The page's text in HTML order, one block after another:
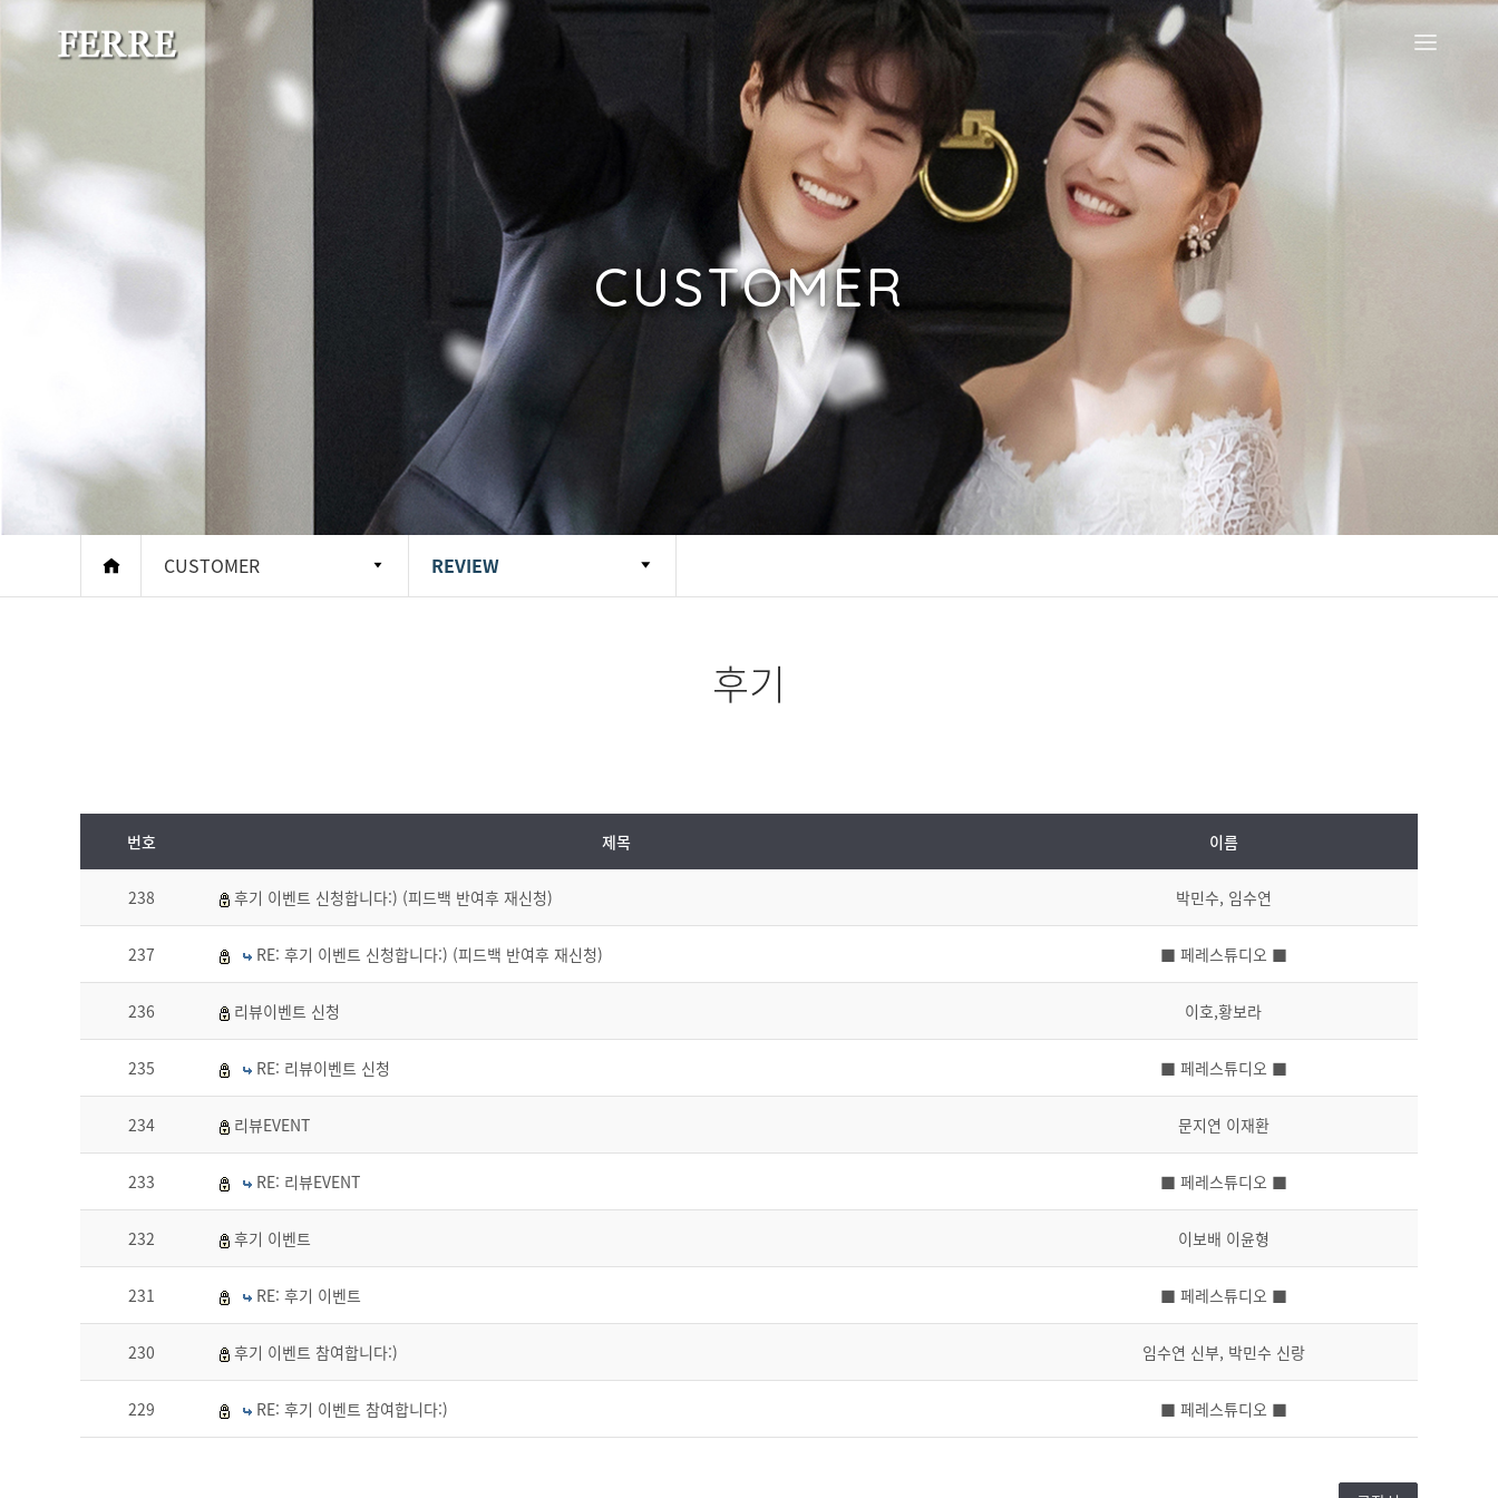
CUSTOMER
CUSTOMER REVIEW
후기
번호 제목 이름
238 후기 이벤트 신청합니다:) (피드백 반여후 재신청) 박민수, 임수연
237 RE: 후기 이벤트 신청합니다:) (피드백 반여후 재신청) ■ 페레스튜디오 ■
236 리뷰이벤트 신청 이호,황보라
235 RE: 리뷰이벤트 신청 ■ 페레스튜디오 ■
234 리뷰EVENT 문지연 이재환
233 RE: 리뷰EVENT ■ 페레스튜디오 ■
232 후기 이벤트 이보배 이윤형
231 RE: 후기 이벤트 ■ 페레스튜디오 ■
230 후기 이벤트 참여합니다:) 임수연 신부, 박민수 신랑
229 RE: 후기 이벤트 참여합니다:) ■ 페레스튜디오 ■